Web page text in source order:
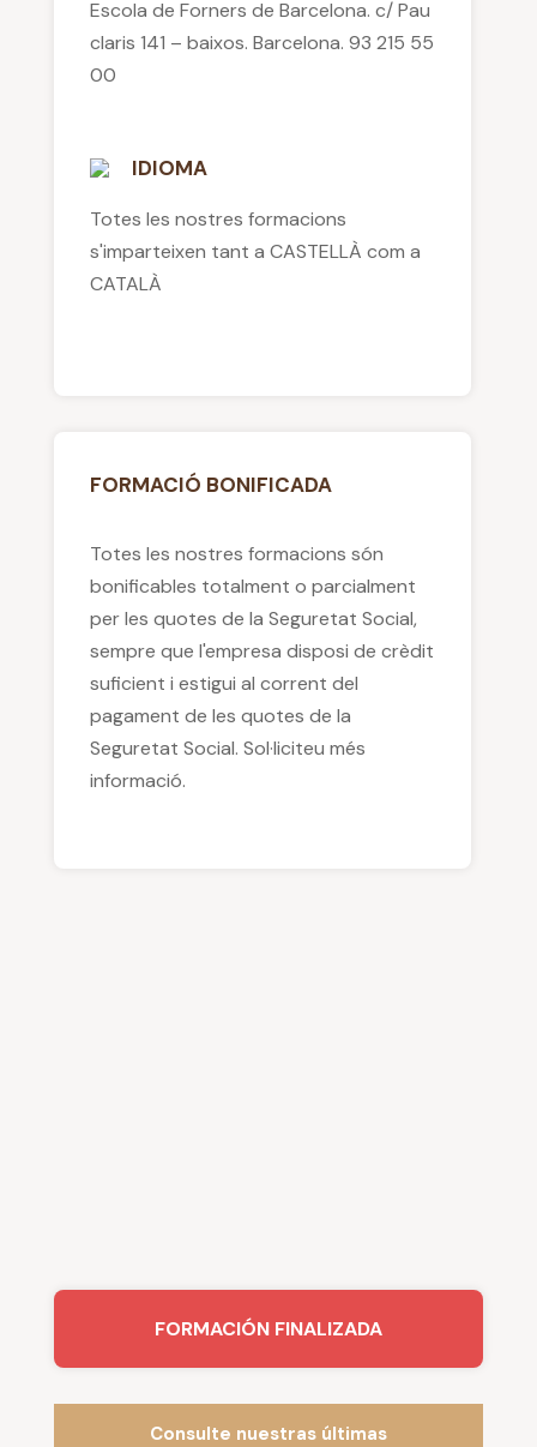
Escola de Forners de Barcelona. c/ Pau
claris 141 – baixos. Barcelona. 93 215 55
00
IDIOMA
Totes les nostres formacions
s'imparteixen tant a CASTELLÀ com a
CATALÀ
FORMACIÓ BONIFICADA
Totes les nostres formacions són
bonificables totalment o parcialment
per les quotes de la Seguretat Social,
sempre que l'empresa disposi de crèdit
suficient i estigui al corrent del
pagament de les quotes de la
Seguretat Social. Sol·liciteu més
informació.
FORMACIÓN FINALIZADA
Consulte nuestras últimas